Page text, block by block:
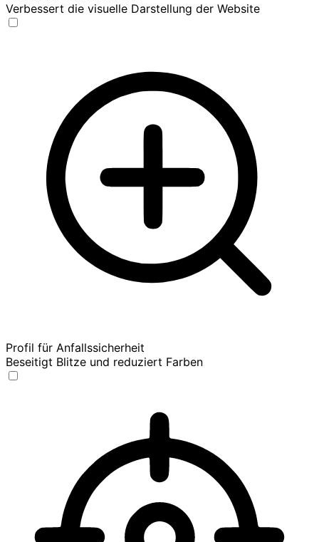
Verbessert die visuelle Darstellung der Website
Profil für Anfallssicherheit
Beseitigt Blitze und reduziert Farben